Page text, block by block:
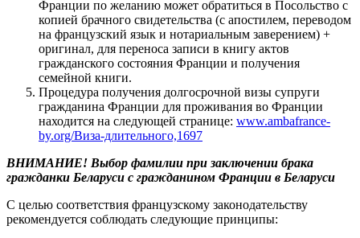
Франции по желанию может обратиться в Посольство с
копией брачного свидетельства (с апостилем, переводом
на французский язык и нотариальным заверением) +
оригинал, для переноса записи в книгу актов
гражданского состояния Франции и получения
семейной книги.
Процедура получения долгосрочной визы супруги
гражданина Франции для проживания во Франции
находится на следующей странице: www.ambafrance-
by.org/Виза-длительного,1697
ВНИМАНИЕ! Выбор фамилии при заключении брака
гражданки Беларуси с гражданином Франции в Беларуси
С целью соответствия французскому законодательству
рекомендуется соблюдать следующие принципы: